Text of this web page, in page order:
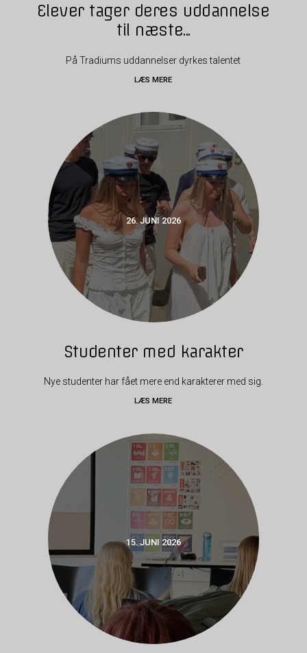
Elever tager deres uddannelse
til næste...
På Tradiums uddannelser dyrkes talentet
LÆS MERE
26. JUNI 2026
Studenter med karakter
Nye studenter har fået mere end karakterer med sig.
LÆS MERE
15. JUNI 2026